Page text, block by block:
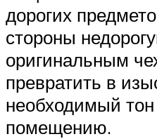
дорогих
стороны
оригинальным
превратить в
необходимый
помещению.